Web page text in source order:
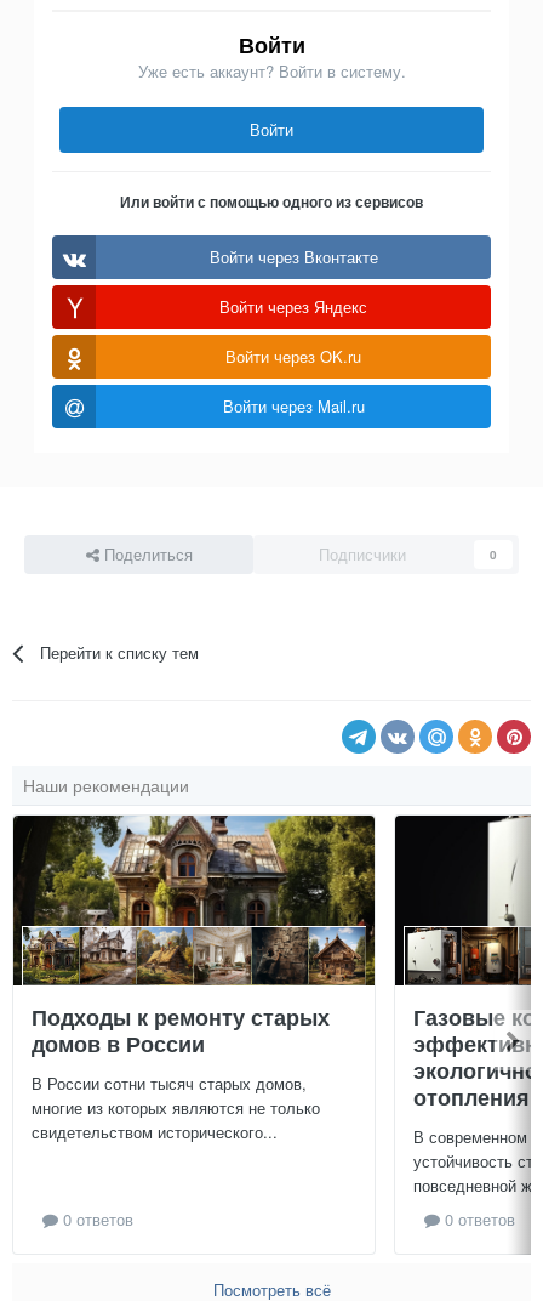
Войти
Уже есть аккаунт? Войти в систему.
Войти
Или войти с помощью одного из сервисов
Войти через Вконтакте
Войти через Яндекс
Войти через OK.ru
Войти через Mail.ru
Поделиться Подписчики 0
Перейти к списку тем
Наши рекомендации
Подходы к ремонту старых
домов в России
В России сотни тысяч старых домов,
многие из которых являются не только
свидетельством исторического...
0 ответов
Газовые
отопления
В современном
устойчивость
повседневной
0 ответов
Посмотреть всё